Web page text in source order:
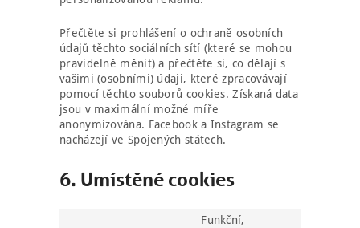
Přečtěte si prohlášení o ochraně osobních
údajů těchto sociálních sítí (které se mohou
pravidelně měnit) a přečtěte si, co dělají s
vašimi (osobními) údaji, které zpracovávají
pomocí těchto souborů cookies. Získaná data
jsou v maximální možné míře
anonymizována. Facebook a Instagram se
nacházejí ve Spojených státech.
6. Umístěné cookies
Funkční,